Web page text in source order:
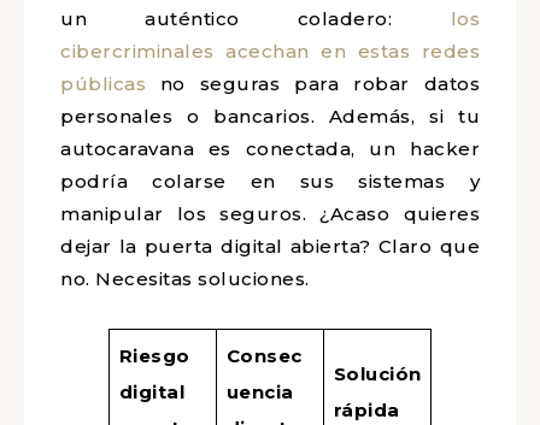
un auténtico coladero: los
cibercriminales acechan en estas redes
públicas no seguras para robar datos
personales o bancarios. Además, si tu
autocaravana es conectada, un hacker
podría colarse en sus sistemas y
manipular los seguros. ¿Acaso quieres
dejar la puerta digital abierta? Claro que
no. Necesitas soluciones.
Riesgo
digital
Consec
uencia
Solución
rápida